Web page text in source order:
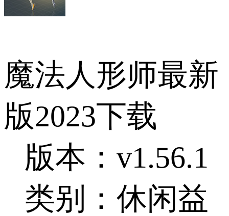
魔法人形师最新
版2023下载
版本：v1.56.1
类别：休闲益